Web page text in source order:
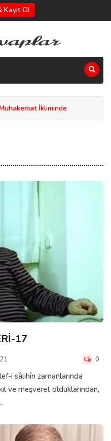
Kayıt Ol
İkliminde
17
0
i sâlihîn zamanlarında
ve meşveret olduklarından,